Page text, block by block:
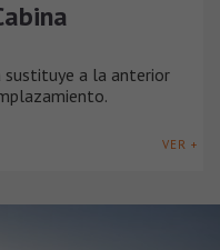
sustituye a la anterior
VER +